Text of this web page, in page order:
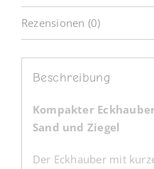
Rezensionen (0)
Beschreibung
Kompakter
Sand und Ziegel
Der Eckhauber mit